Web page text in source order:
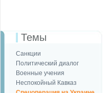
Темы
Санкции
Политический диалог
Военные учения
Неспокойный Кавказ